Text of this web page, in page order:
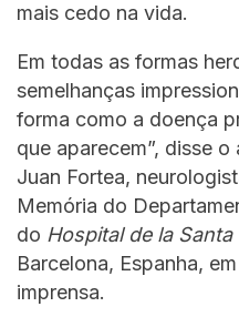
mais cedo na vida.
Em todas as formas
semelhanças
forma como a doença
que aparecem”, disse
Juan Fortea,
Memória do
do Hospital de la
Barcelona, Espanha,
imprensa.